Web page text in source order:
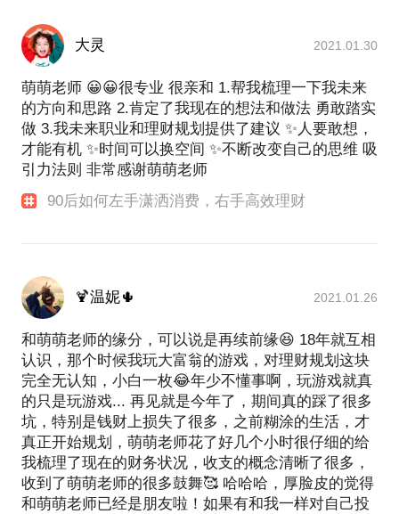
大灵 2021.01.30
萌萌老师 😀😀很专业 很亲和 1.帮我梳理一下我未来
的方向和思路 2.肯定了我现在的想法和做法 勇敢踏实
做 3.我未来职业和理财规划提供了建议 ✨人要敢想，
才能有机 ✨时间可以换空间 ✨不断改变自己的思维 吸
引力法则 非常感谢萌萌老师
90后如何左手潇洒消费，右手高效理财
🍹温妮🌵 2021.01.26
和萌萌老师的缘分，可以说是再续前缘😆 18年就互相
认识，那个时候我玩大富翁的游戏，对理财规划这块
完全无认知，小白一枚😂年少不懂事啊，玩游戏就真
的只是玩游戏... 再见就是今年了，期间真的踩了很多
坑，特别是钱财上损失了很多，之前糊涂的生活，才
真正开始规划，萌萌老师花了好几个小时很仔细的给
我梳理了现在的财务状况，收支的概念清晰了很多，
收到了萌萌老师的很多鼓舞🥰 哈哈哈，厚脸皮的觉得
和萌萌老师已经是朋友啦！如果有和我一样对自己投